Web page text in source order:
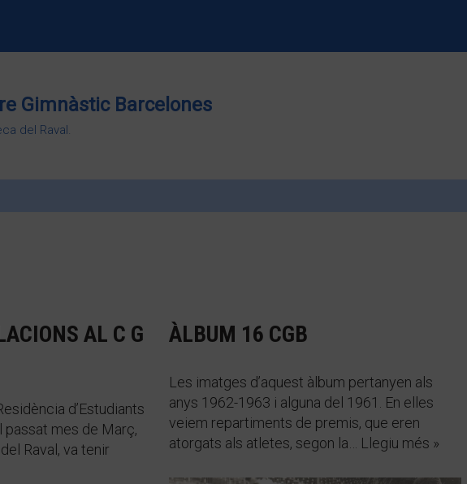
Gimnàstic Barcelones
del Raval.
AL C G
d’Estudiants
passat mes de Març,
Raval, va tenir
ÀLBUM 16 CGB
Les imatges d’aquest àlbum pertanyen als
anys 1962-1963 i alguna del 1961. En elles
veiem repartiments de premis, que eren
atorgats als atletes, segon la… Llegiu més »